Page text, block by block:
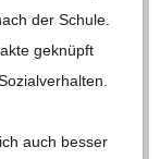
der Schule.
geknüpft
auch bes­ser